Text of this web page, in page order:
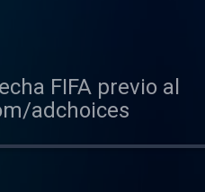
FIFA previo al
adchoices